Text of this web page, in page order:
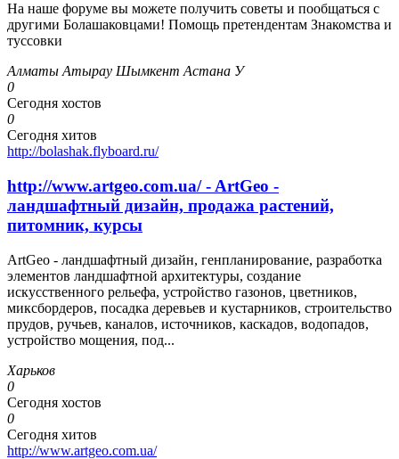
На наше форуме вы можете получить советы и пообщаться с
другими Болашаковцами! Помощь претендентам Знакомства и
туссовки
Алматы Атырау Шымкент Астана У
0
Сегодня хостов
0
Сегодня хитов
http://bolashak.flyboard.ru/
http://www.artgeo.com.ua/ - ArtGeo -
ландшафтный дизайн, продажа растений,
питомник, курсы
ArtGeo - ландшафтный дизайн, генпланирование, разработка
элементов ландшафтной архитектуры, создание
искусственного рельефа, устройство газонов, цветников,
миксбордеров, посадка деревьев и кустарников, строительство
прудов, ручьев, каналов, источников, каскадов, водопадов,
устройство мощения, под...
Харьков
0
Сегодня хостов
0
Сегодня хитов
http://www.artgeo.com.ua/